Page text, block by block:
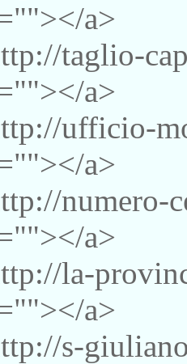
a>
taglio-
a>
ufficio-
a>
a>
la-
a>
s-